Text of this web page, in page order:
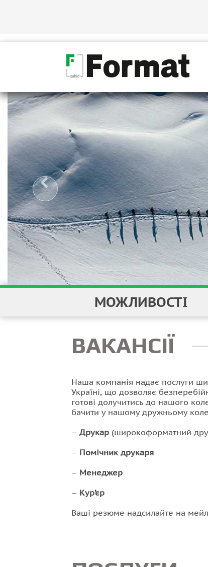
МОЖЛИВОСТІ
ВАКАНСІЇ
Наша компанія надає послуги
Україні, що дозволяє
готові долучитись до нашого
бачити у нашому дружньому
– Друкар (широкоформатний
– Помічник друкаря
– Менеджер
– Кур’єр
Ваші резюме надсилайте на